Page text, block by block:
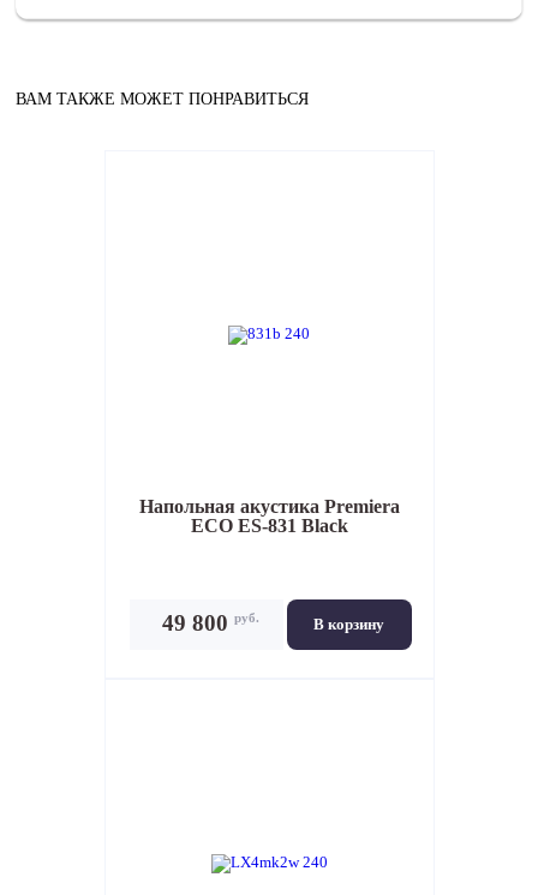
ВАМ ТАКЖЕ МОЖЕТ ПОНРАВИТЬСЯ
Напольная акустика Premiera
ECO ES-831 Black
В корзину
49 800 руб.